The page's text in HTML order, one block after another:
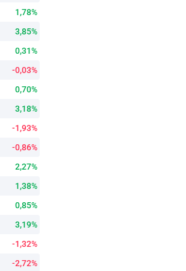
1,78%
3,85%
0,31%
-0,03%
0,70%
3,18%
-1,93%
-0,86%
2,27%
1,38%
0,85%
3,19%
-1,32%
-2,72%